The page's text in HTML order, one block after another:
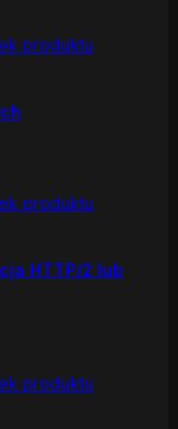
HTTP/2 lub